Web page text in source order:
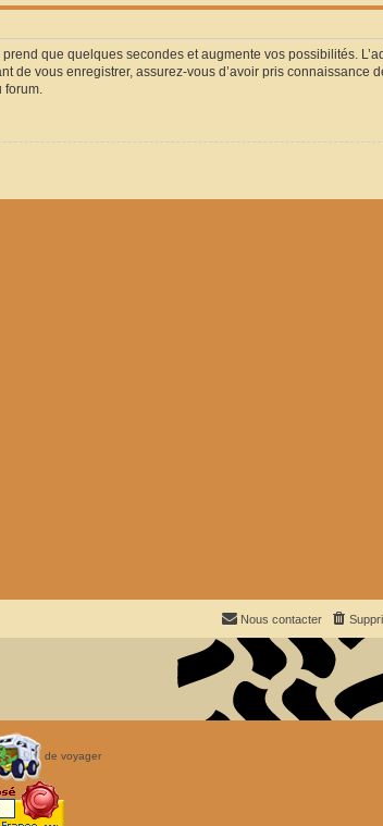
que quelques secondes et augmente vos possibilités.
de vous enregistrer, assurez-vous d’avoir pris connaissance
Nous contacter
de voyager